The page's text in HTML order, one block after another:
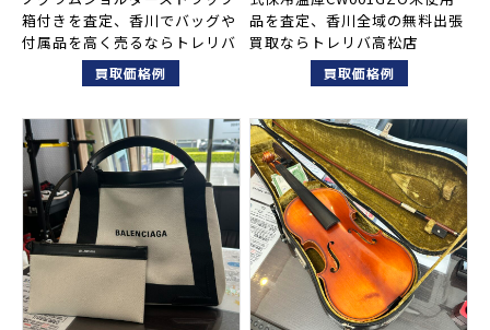
箱付きを査定、香川でバッグや
付属品を高く売るならトレリバ
買取価格例
品を査定、香川全域の無料出張
買取ならトレリバ高松店
買取価格例